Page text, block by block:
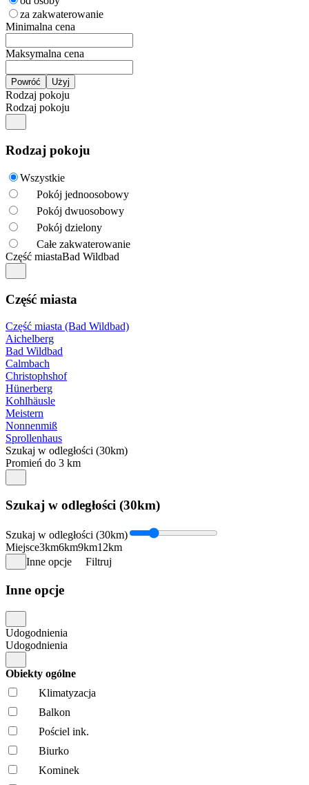
za zakwaterowanie
Minimalna cena
Maksymalna cena
Rodzaj pokoju
Rodzaj pokoju
Rodzaj pokoju
Wszystkie
Pokój jednoosobowy
Pokój dwuosobowy
Pokój dzielony
Całe zakwaterowanie
Część miastaBad Wildbad
Część miasta
Część miasta (Bad Wildbad)
Aichelberg
Bad Wildbad
Calmbach
Christophshof
Hünerberg
Kohlhäusle
Meistern
Nonnenmiß
Sprollenhaus
Szukaj w odległości (30km)
Promień do 3 km
Szukaj w odległości (30km)
Szukaj w odległości (30km)
Miejsce3km6km9km12km
Inne opcje
Filtruj
Inne opcje
Udogodnienia
Udogodnienia
Obiekty ogólne
Klimatyzacja
Balkon
Pościel ink.
Biurko
Kominek